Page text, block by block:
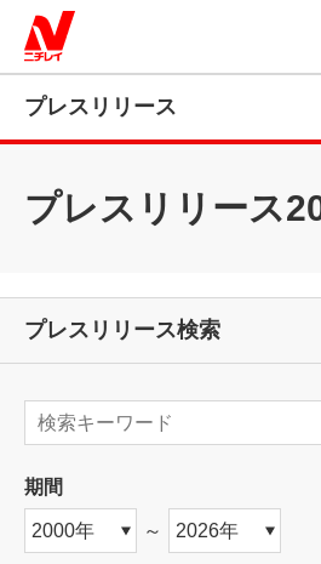
プレスリリース
プレスリリース
プレスリリース検索
期間
～